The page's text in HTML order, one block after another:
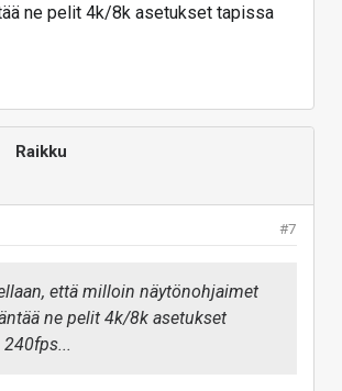
ne pelit 4k/8k asetukset tapissa
Raikku
#7
että milloin näytönohjaimet
ne pelit 4k/8k asetukset